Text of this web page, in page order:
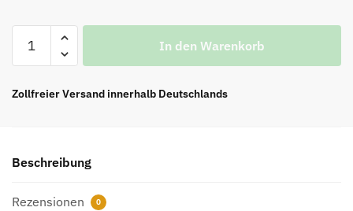
WE11DONE
mit
In den Warenkorb
Zollfreier Versand innerhalb Deutschlands
Beschreibung
Rezensionen 0